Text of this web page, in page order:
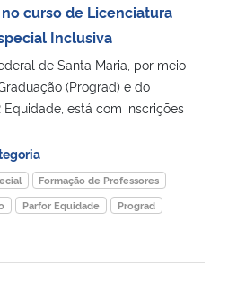
curso de Licenciatura
Inclusiva
de Santa Maria, por meio
(Prograd) e do
Equidade, está com inscrições
Formação de Professores
Parfor Equidade
Prograd